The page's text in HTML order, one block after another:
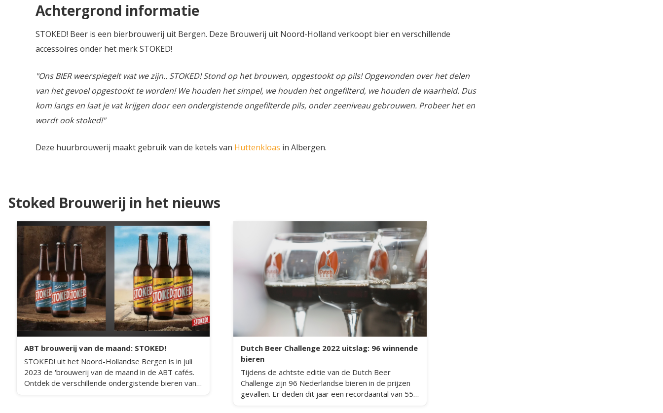
versie van Zoigl. Traditionele
ingrediënten zijn gecombineerd met
onze favoriete mouten en Nobel
hoppen en geven deze
gerst en Duitse nobele hoppen met
haver geven een fijn mondgevoel.
Medium body en schommelend
ergens tussen een Helles en
perfect bier voor de winter in
Achtergrond informatie
STOKED! Beer is een bierbrouwerij uit Bergen. Deze Brouwerij uit Noord-Holland verkoopt bier en verschillende
accessoires onder het merk STOKED!
"Ons BIER weerspiegelt wat we zijn.. STOKED! Stond op het brouwen, opgestookt op pils! Opgewonden over het delen
van het gevoel opgestookt te worden! We houden het simpel, we houden het ongefilterd, we houden de waarheid. Dus
kom langs en laat je vat krijgen door een ondergistende ongefilterde pils, onder zeeniveau gebrouwen. Probeer het en
wordt ook stoked!"
Deze huurbrouwerij maakt gebruik van de ketels van Huttenkloas in Albergen.
Stoked Brouwerij in het nieuws
ABT brouwerij van de maand: STOKED!
STOKED! uit het Noord-Hollandse Bergen is in juli
2023 de 'brouwerij van de maand in de ABT cafés.
Ontdek de verschillende ondergistende bieren van
Dutch Beer Challenge 2022 uitslag: 96 winnende
bieren
Tijdens de achtste editie van de Dutch Beer
Challenge zijn 96 Nederlandse bieren in de prijzen
gevallen. Er deden dit jaar een recordaantal van 550